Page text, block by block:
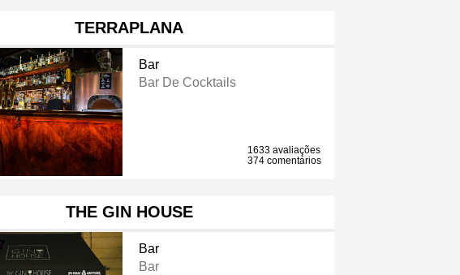
TERRAPLANA
Bar
Bar De Cocktails
1633 avaliações
374 comentários
THE GIN HOUSE
Bar
Bar